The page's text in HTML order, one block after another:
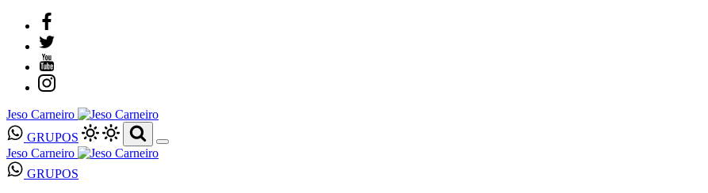
Jeso Carneiro
GRUPOS
Jeso Carneiro
GRUPOS